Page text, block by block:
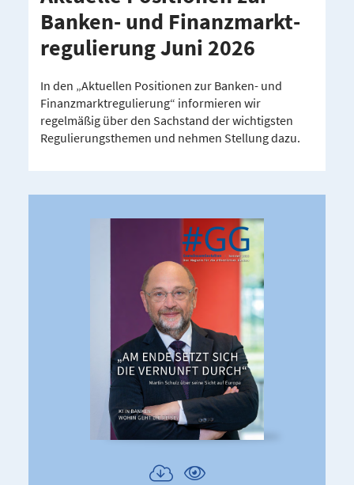
Banken-​ und Finanz­markt­
re­gu­lierung Juni 2026
In den „Aktuellen Positionen zur Banken- und
Finanzmarktregulierung“ informieren wir
regelmäßig über den Sachstand der wichtigsten
Regulierungsthemen und nehmen Stellung dazu.
Publikation
Publikation